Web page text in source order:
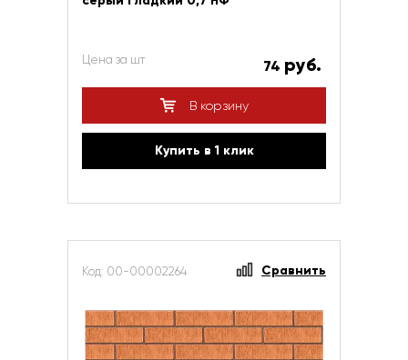
Цена за шт 74 руб.
В корзину
Купить в 1 клик
Код: 00-00002264 Сравнить